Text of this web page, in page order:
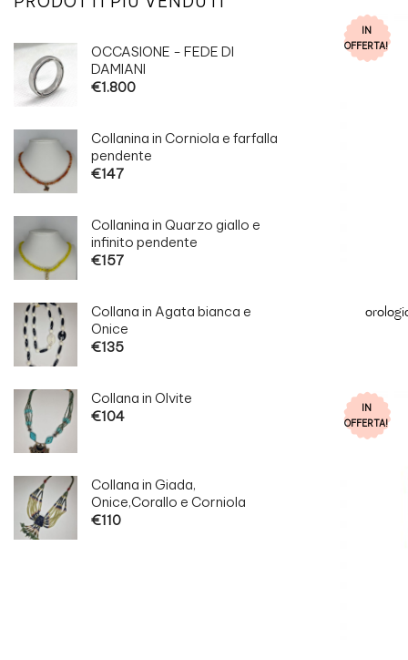
IN
OFFERTA!
IN
OFFERTA!
OCCASIONE - FEDE DI
DAMIANI
€1.800
Collanina in Corniola e farfalla
pendente
€147
Collanina in Quarzo giallo e
infinito pendente
€157
Collana in Agata bianca e
Onice
€135
Collana in Olvite
€104
Collana in Giada,
Onice,Corallo e Corniola
€110